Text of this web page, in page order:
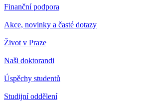
Finanční podpora
Akce, novinky a časté dotazy
Život v Praze
Naši doktorandi
Úspěchy studentů
Studijní oddělení